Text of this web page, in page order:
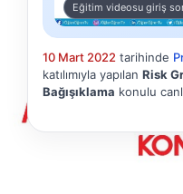
Eğitim videosu giriş
10 Mart 2022 tarihinde
katılımıyla yapılan Risk
Bağışıklama konulu